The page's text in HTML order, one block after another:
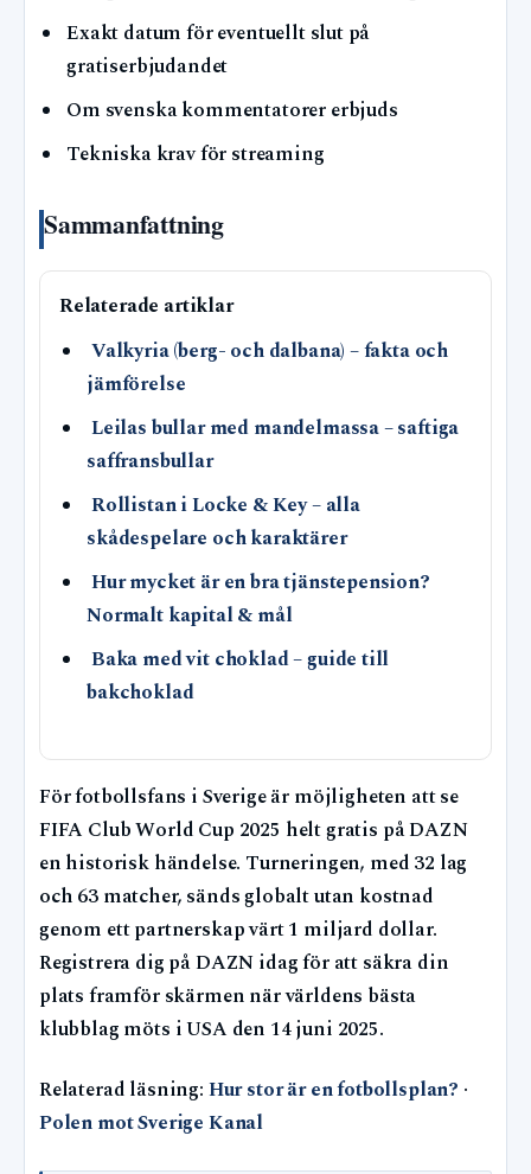
Exakt datum för eventuellt slut på
gratiserbjudandet
Om svenska kommentatorer erbjuds
Tekniska krav för streaming
Sammanfattning
Relaterade artiklar
Valkyria (berg- och dalbana) – fakta och
jämförelse
Leilas bullar med mandelmassa – saftiga
saffransbullar
Rollistan i Locke & Key – alla
skådespelare och karaktärer
Hur mycket är en bra tjänstepension?
Normalt kapital & mål
Baka med vit choklad – guide till
bakchoklad
För fotbollsfans i Sverige är möjligheten att se
FIFA Club World Cup 2025 helt gratis på DAZN
en historisk händelse. Turneringen, med 32 lag
och 63 matcher, sänds globalt utan kostnad
genom ett partnerskap värt 1 miljard dollar.
Registrera dig på DAZN idag för att säkra din
plats framför skärmen när världens bästa
klubblag möts i USA den 14 juni 2025.
Relaterad läsning: Hur stor är en fotbollsplan? ·
Polen mot Sverige Kanal